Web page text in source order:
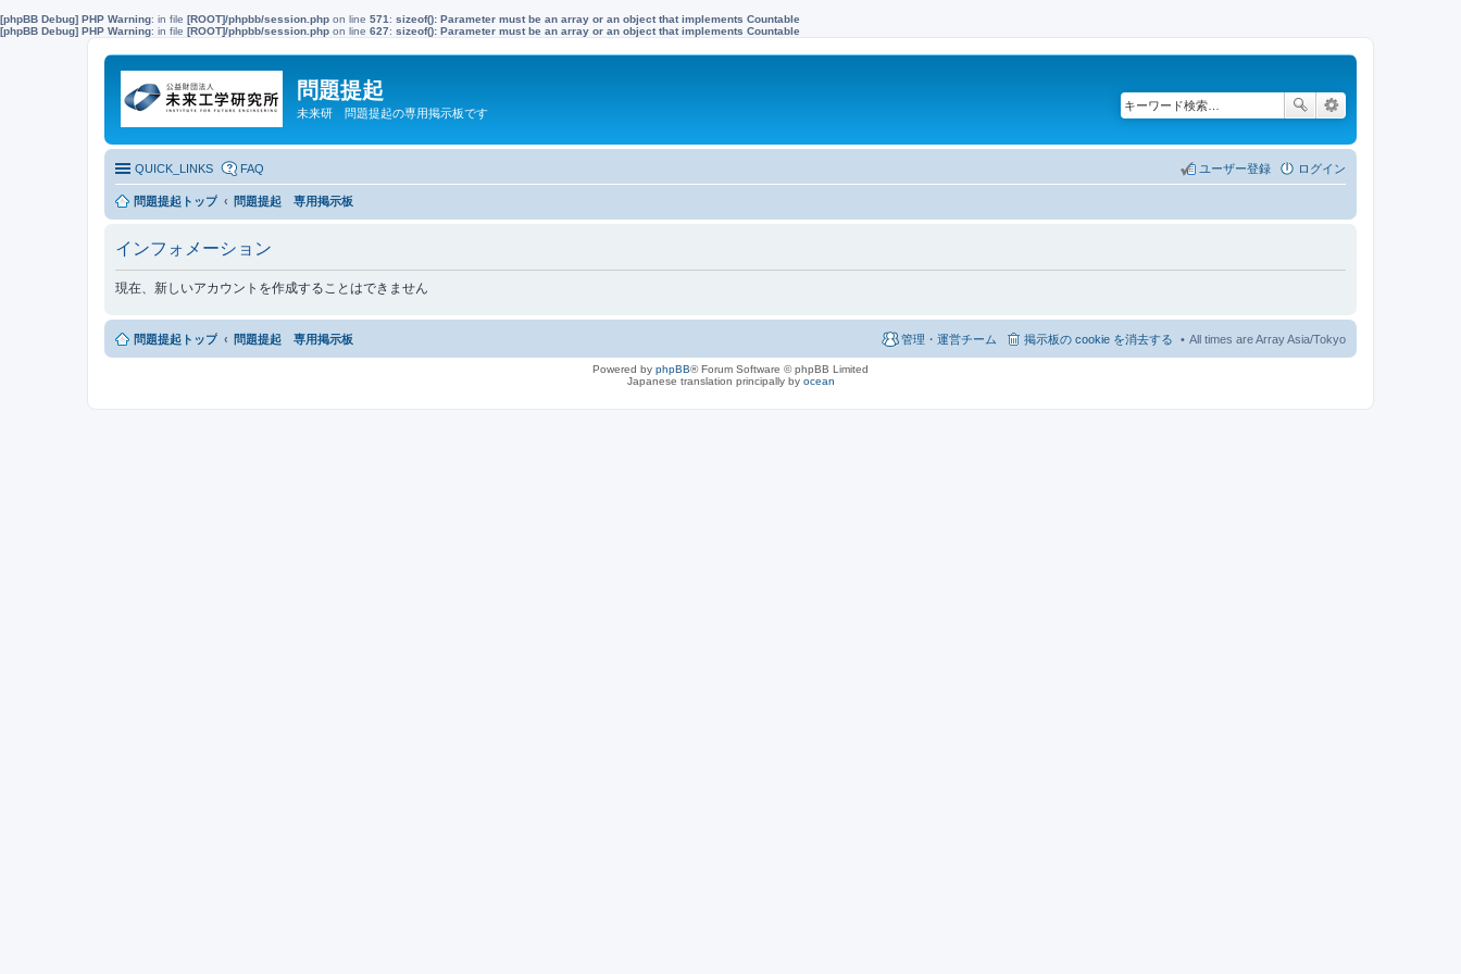
[phpBB Debug] PHP Warning: in file [ROOT]/phpbb/session.php on line 571 : sizeof(): Parameter must be an array or an object that implements Countable
[phpBB Debug] PHP Warning: in file [ROOT]/phpbb/session.php on line 627: sizeof(): Parameter must be an array or an object that implements Countable
問題提起
未来研 問題提起の専用掲示板です
QUICK_LINKS FAQ ログイン
ユーザー登録
問題提起トップ 問題提起 専用掲示板
インフォメーション
現在、新しいアカウントを作成することはできません
問題提起トップ 問題提起 専用掲示板 All times are Array Asia/Tokyo
掲示板の cookie を消去する
管理・運営チーム
Powered by phpBB® Forum Software © phpBB Limited
Japanese translation principally by ocean